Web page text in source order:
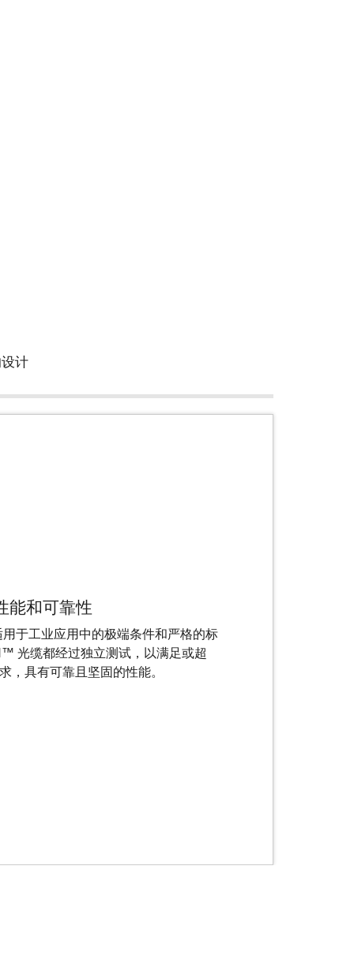
计
能和可靠性
于工业应用中的极端条件和严格的标
光缆都经过独立测试，以满足或超
，具有可靠且坚固的性能。
我们的 LSZH tray-rated 光缆可以部
传统方法快 50%。
网络的电缆运行时间更长；例如，我
米的 1G 以太网吞吐量，因此无